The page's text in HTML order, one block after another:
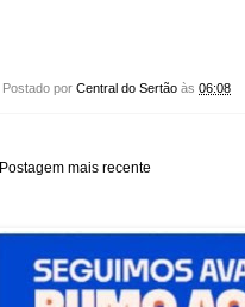
Postado por Central do Sertão às 06:08
Postagem mais recente